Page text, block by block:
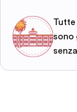
Tutte
sono